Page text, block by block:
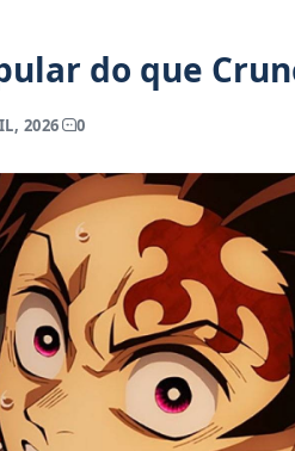
do que
2026 0